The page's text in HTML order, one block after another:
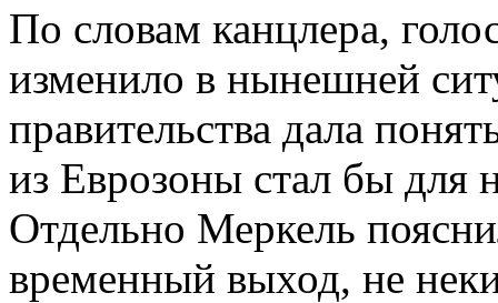
По словам канцлера,
изменило в нынешней
правительства дала
из Еврозоны стал бы
Отдельно Меркель
временный выход, не